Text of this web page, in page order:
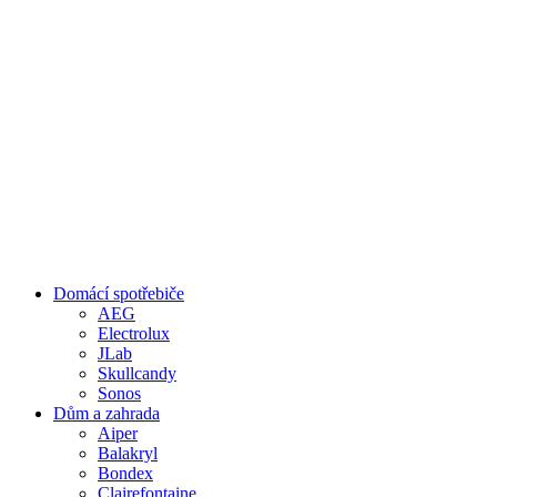
Domácí spotřebiče
AEG
Electrolux
JLab
Skullcandy
Sonos
Dům a zahrada
Aiper
Balakryl
Bondex
Clairefontaine